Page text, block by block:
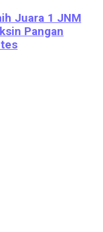
Juara 1 JNM
Pangan